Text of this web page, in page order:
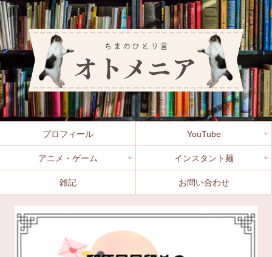
プロフィール YouTube
アニメ・ゲーム インスタント麺
雑記 お問い合わせ